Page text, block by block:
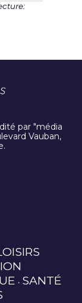
par "média
Vauban,
SANTÉ